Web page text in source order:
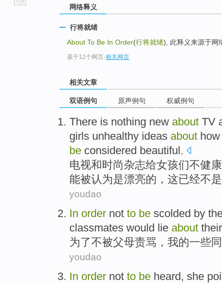
网络释义
行将就绪
About To Be In Order(行将就绪), 此释义来源于网
基于12个网页-相关网页
相关文章
双语例句 原声例句 权威例句
There is nothing new about TV
girls unhealthy ideas about how
be considered beautiful.
电视和时尚杂志给女孩们不健康
能被认为是漂亮的， 这已经不是
youdao
In order not to be scolded by
classmates would lie about their
为了不被父母责骂 ， 我的一些
youdao
In order not to be heard, she